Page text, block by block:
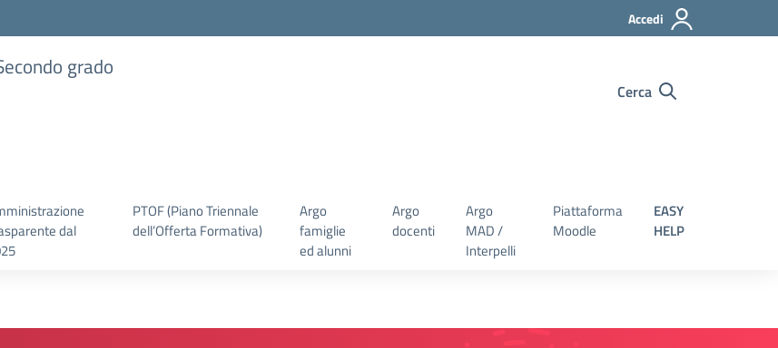
Accedi
grado
Cerca
dal
PTOF (Piano Triennale
dell’Offerta Formativa)
Argo
famiglie
ed alunni
Argo
docenti
Argo
MAD /
Interpelli
Piattaforma
Moodle
EASY
HELP